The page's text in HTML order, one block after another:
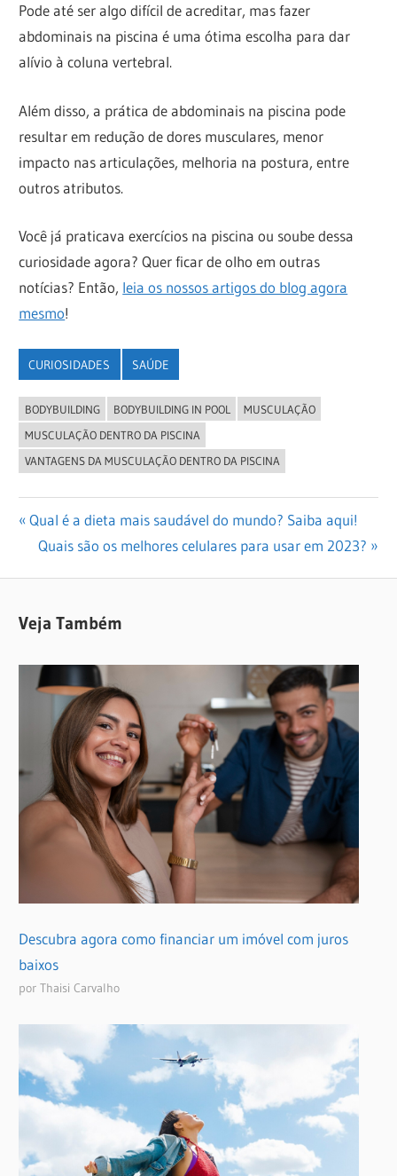
Pode até ser algo difícil de acreditar, mas fazer
abdominais na piscina é uma ótima escolha para dar
alívio à coluna vertebral.
Além disso, a prática de abdominais na piscina pode
resultar em redução de dores musculares, menor
impacto nas articulações, melhoria na postura, entre
outros atributos.
Você já praticava exercícios na piscina ou soube dessa
curiosidade agora? Quer ficar de olho em outras
notícias? Então, leia os nossos artigos do blog agora
mesmo!
CURIOSIDADES SAÚDE
BODYBUILDING BODYBUILDING IN POOL
MUSCULAÇÃO
MUSCULAÇÃO DENTRO DA PISCINA
VANTAGENS DA MUSCULAÇÃO DENTRO DA PISCINA
Navegação
de
Previous
Post:
Qual é a dieta mais saudável do mundo? Saiba aqui!
Next
Quais são os melhores celulares para usar em 2023?
Veja Também
Descubra agora como financiar um imóvel com juros
baixos
por Thaisi Carvalho